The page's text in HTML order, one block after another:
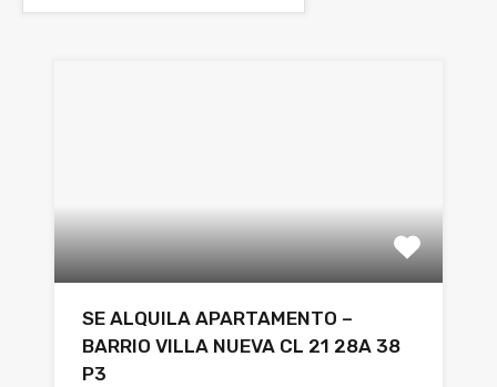
SE ALQUILA APARTAMENTO –
BARRIO VILLA NUEVA CL 21 28A 38
P3